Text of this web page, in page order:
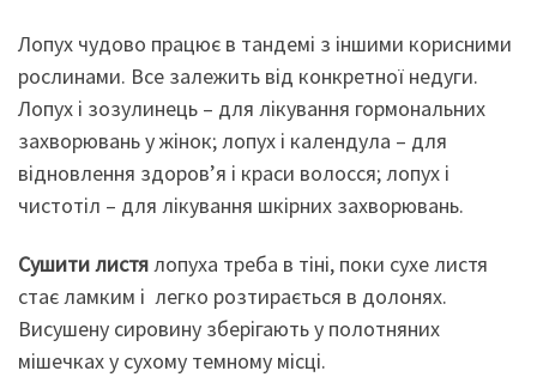
Лопух чудово працює в тандемі з іншими корисними
рослинами. Все залежить від конкретної недуги.
Лопух і зозулинець – для лікування гормональних
захворювань у жінок; лопух і календула – для
відновлення здоров’я і краси волосся; лопух і
чистотіл – для лікування шкірних захворювань.
Сушитилистялопуха треба в тіні, поки сухе листя
стає ламким і легко розтирається в долонях.
Висушену сировину зберігають у полотняних
мішечках у сухому темному місці.